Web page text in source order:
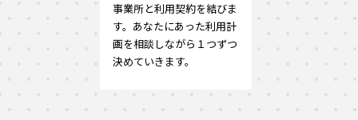
事業所と利用契約を結びま
す。あなたにあった利用計
画を相談しながら１つずつ
決めていきます。